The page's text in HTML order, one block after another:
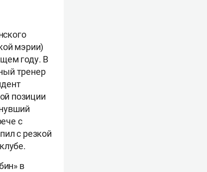
мэрии)
году. В
тренер
позиции
с
с резкой
в